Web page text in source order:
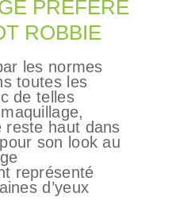
PRÉFÉRÉ
ROBBIE
les normes
toutes les
de telles
reste haut dans
son look au
représenté
d’yeux